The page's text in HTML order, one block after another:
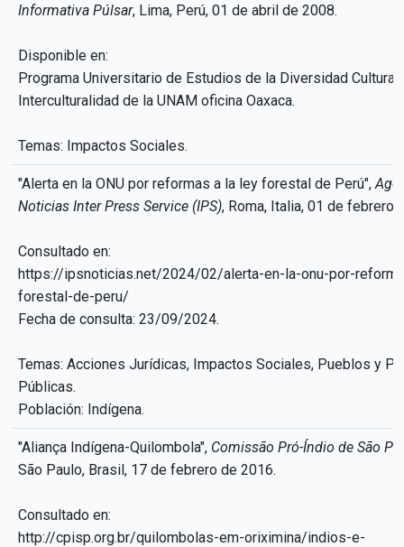
Informativa Púlsar, Lima, Perú, 01 de abril de 2008.
Disponible en:
Programa Universitario de Estudios de la Diversidad Cultural
Interculturalidad de la UNAM oficina Oaxaca.
Temas: Impactos Sociales.
"Alerta en la ONU por reformas a la ley forestal de Perú",
Noticias Inter Press Service (IPS), Roma, Italia, 01 de febrero
Consultado en:
https://ipsnoticias.net/2024/02/alerta-en-la-onu-por-
forestal-de-peru/
Fecha de consulta: 23/09/2024.
Temas: Acciones Jurídicas, Impactos Sociales, Pueblos y
Públicas.
Población: Indígena.
"Aliança Indígena-Quilombola", Comissão Pró-Índio de São
São Paulo, Brasil, 17 de febrero de 2016.
Consultado en:
http://cpisp.org.br/quilombolas-em-oriximina/indios-e-